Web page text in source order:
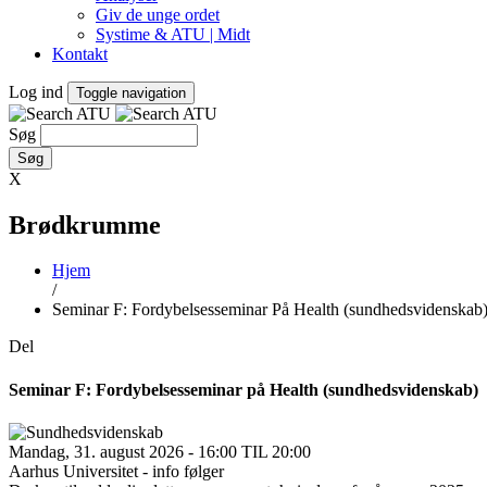
Giv de unge ordet
Systime & ATU | Midt
Kontakt
Log ind Toggle navigation
Søg
X
Brødkrumme
Hjem
/
Seminar F: Fordybelsesseminar På Health (sundhedsvidenskab)
Del
Seminar F: Fordybelsesseminar på Health (sundhedsvidenskab)
Mandag, 31. august 2026 - 16:00 TIL 20:00
Aarhus Universitet - info følger